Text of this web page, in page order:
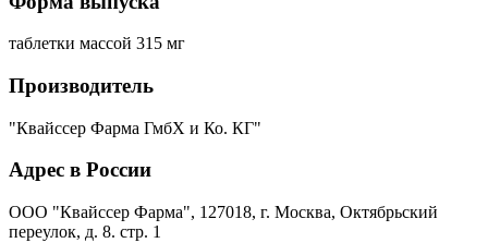
таблетки массой 315 мг
Производитель
"Квайссер Фарма ГмбХ и Ко. КГ"
Адрес в России
ООО "Квайссер Фарма", 127018, г. Москва, Октябрьский
переулок, д. 8. стр. 1